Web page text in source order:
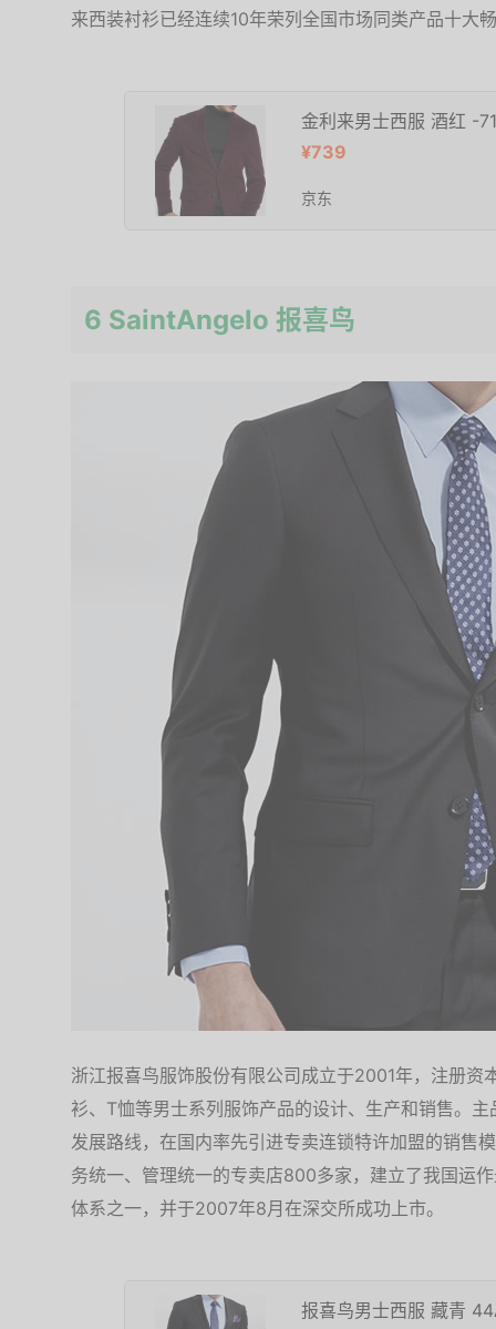
来西装衬衫已经连续10年荣列全国市场同类产品十大
金利来男士西服 酒红 -
¥739
京东
6 SaintAngelo 报喜鸟
浙江报喜鸟服饰股份有限公司成立于2001年，注册
衫、T恤等男士系列服饰产品的设计、生产和销售。
发展路线，在国内率先引进专卖连锁特许加盟的销售
务统一、管理统一的专卖店800多家，建立了我国运
体系之一，并于2007年8月在深交所成功上市。
报喜鸟男士西服 藏青